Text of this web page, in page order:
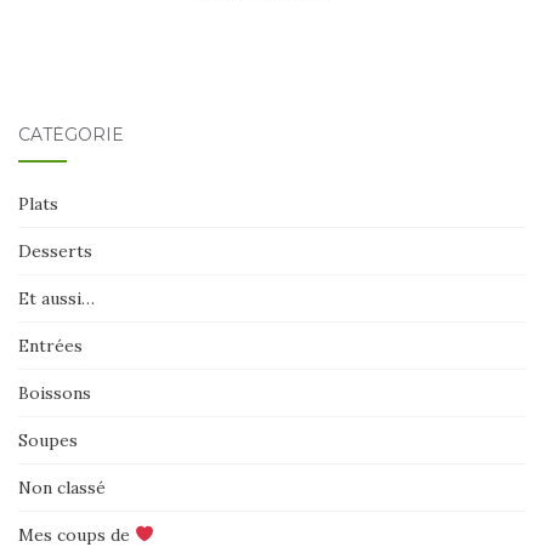
CATÉGORIE
Plats
Desserts
Et aussi…
Entrées
Boissons
Soupes
Non classé
Mes coups de